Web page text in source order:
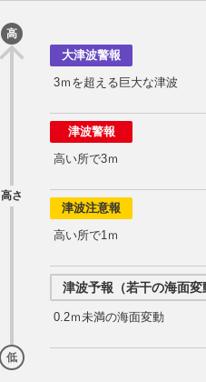
高
高さ
低
大津波警報
3ｍを超える巨大な津波
津波警報
高い所で3ｍ
津波注意報
高い所で1ｍ
津波予報（若干の海面変
0.2ｍ未満の海面変動